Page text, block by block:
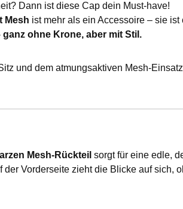
Dann ist diese Cap dein Must-have!
Mesh ist mehr als ein Accessoire – sie
ohne Krone, aber mit Stil.
und dem atmungsaktiven Mesh-
Mesh-Rückteil sorgt für eine edle,
der Vorderseite zieht die Blicke auf sich,